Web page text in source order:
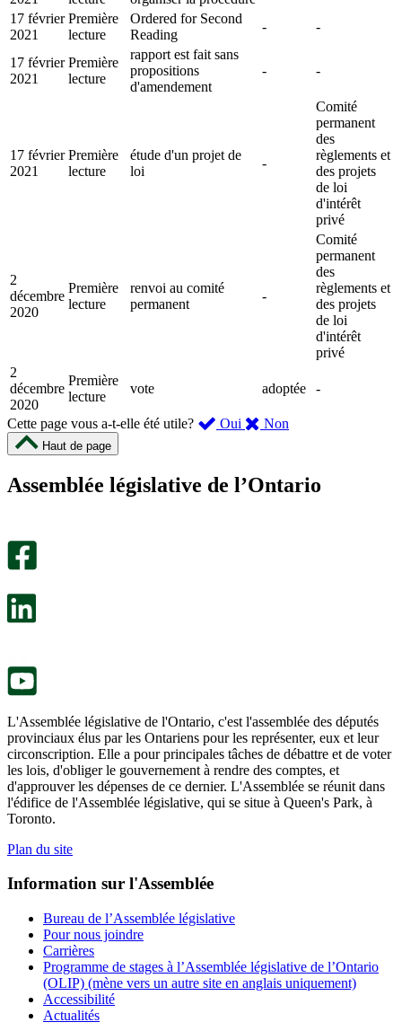
17 février
2021
Première
lecture
Ordered for Second
Reading
- -
17 février
2021
Première
lecture
rapport est fait sans
propositions
d'amendement
- -
17 février
2021
Première
lecture
étude d'un projet de
loi
-
Comité
permanent
des
règlements et
des projets
de loi
d'intérêt
privé
2
décembre
2020
Première
lecture
renvoi au comité
permanent
-
Comité
permanent
des
règlements et
des projets
de loi
d'intérêt
privé
2
décembre
2020
Première
lecture
vote adoptée -
Cette page vous a-t-elle été utile? Oui ,
été
Non
m’a
Haut de page
Assemblée législative de l’Ontario
L'Assemblée législative de l'Ontario, c'est l'assemblée des députés
provinciaux élus par les Ontariens pour les représenter, eux et leur
circonscription. Elle a pour principales tâches de débattre et de voter
les lois, d'obliger le gouvernement à rendre des comptes, et
d'approuver les dépenses de ce dernier. L'Assemblée se réunit dans
l'édifice de l'Assemblée législative, qui se situe à Queen's Park, à
Toronto.
Plan du site
Information sur l'Assemblée
Bureau de l’Assemblée législative
Pour nous joindre
Carrières
Programme de stages à l’Assemblée législative de l’Ontario
(OLIP) (mène vers un autre site en anglais uniquement)
Accessibilité
Actualités